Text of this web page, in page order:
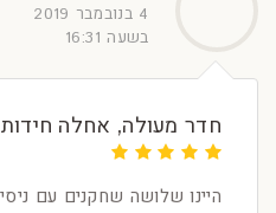
4 בנובמבר 2019
בשעה 16:31
חדר מעולה, אחלה חידות